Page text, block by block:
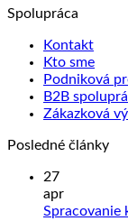
na
produktu.
Spolupráca
Kontakt
Kto sme
Podniková
B2B
Zákazková
Posledné články
27
apr
Spracovanie